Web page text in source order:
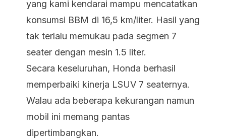
yang kami kendarai mampu mencatatkan
konsumsi BBM di 16,5 km/liter. Hasil yang
tak terlalu memukau pada segmen 7
seater dengan mesin 1.5 liter.
Secara keseluruhan, Honda berhasil
memperbaiki kinerja LSUV 7 seaternya.
Walau ada beberapa kekurangan namun
mobil ini memang pantas
dipertimbangkan.